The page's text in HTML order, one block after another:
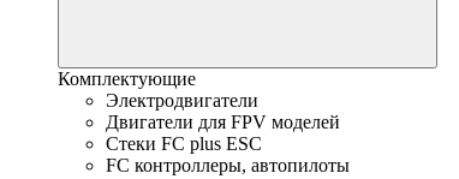
Комплектующие
Электродвигатели
Двигатели для FPV моделей
Стеки FC plus ESC
FC контроллеры, автопилоты